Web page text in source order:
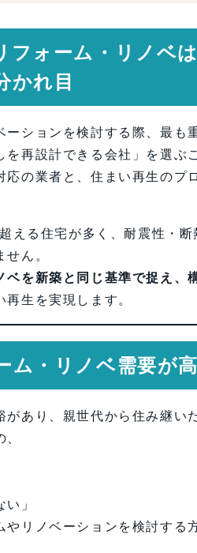
ず確認すべきこと
再生は「プロの目」がすべて
フォーム・リノベ
かれ目
ーションを検討する際、最も
再設計できる会社」を選ぶ
応の業者と、住まい再生のプ
える住宅が多く、耐震性・
ん。
ベを新築と同じ基準で捉え、
生を実現します。
ム・リノベ需要が
あり、親世代から住み継い
」
リノベーションを検討する